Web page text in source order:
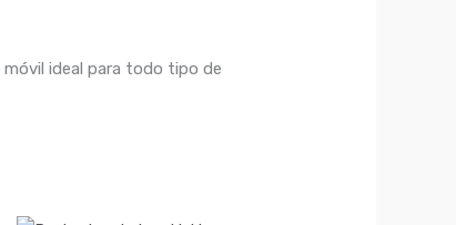
móvil ideal para todo tipo de